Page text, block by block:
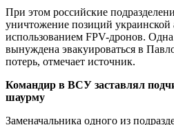
При этом российские
уничтожение позиций украинской
использованием FPV-дронов.
вынуждена эвакуироваться в
потерь, отмечает источник.
Командир в ВСУ заставлял
шаурму
Заменачальника одного из